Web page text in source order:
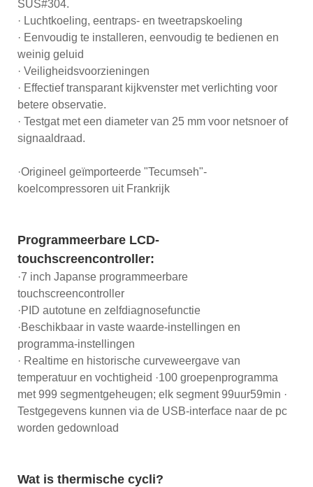
SUS#304.
· Luchtkoeling, eentraps- en tweetrapskoeling
· Eenvoudig te installeren, eenvoudig te bedienen en
weinig geluid
· Veiligheidsvoorzieningen
· Effectief transparant kijkvenster met verlichting voor
betere observatie.
· Testgat met een diameter van 25 mm voor netsnoer of
signaaldraad.
·Origineel geïmporteerde "Tecumseh"-
koelcompressoren uit Frankrijk
Programmeerbare LCD-
touchscreencontroller:
·7 inch Japanse programmeerbare
touchscreencontroller
·PID autotune en zelfdiagnosefunctie
·Beschikbaar in vaste waarde-instellingen en
programma-instellingen
· Realtime en historische curveweergave van
temperatuur en vochtigheid ·100 groepenprogramma
met 999 segmentgeheugen; elk segment 99uur59min ·
Testgegevens kunnen via de USB-interface naar de pc
worden gedownload
Wat is thermische cycli?